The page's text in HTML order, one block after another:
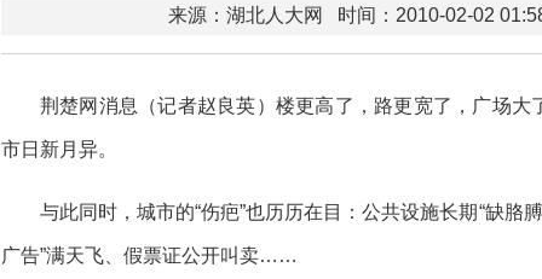
来源：湖北人大网 时间：2010-02-02
荆楚网消息（记者赵良英）楼更高了，路更宽了，广场
市日新月异。
与此同时，城市的“伤疤”也历历在目：公共设施长期“缺胳
广告”满天飞、假票证公开叫卖……